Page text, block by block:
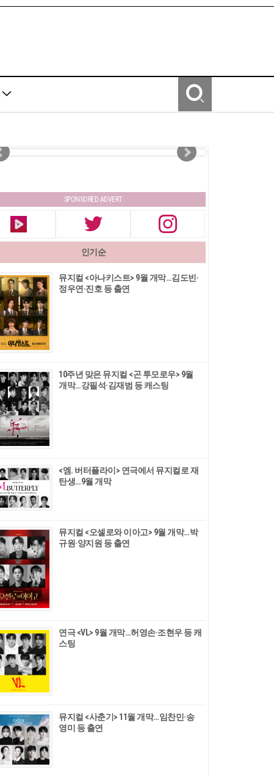
SPONSORED ADVERT
인기순
뮤지컬 <아나키스트> 9월 개막…김도빈·
정우연·진호 등 출연
10주년 맞은 뮤지컬 <곤 투모로우> 9월
개막…강필석·김재범 등 캐스팅
<엠. 버터플라이> 연극에서 뮤지컬로 재
탄생…9월 개막
뮤지컬 <오셀로와 이아고> 9월 개막…박
규원·양지원 등 출연
연극 <VL> 9월 개막…허영손·조현우 등 캐
스팅
뮤지컬 <사춘기> 11월 개막…임찬민·송
영미 등 출연